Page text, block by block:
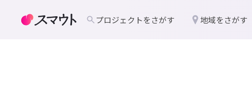
プロジェクトをさがす 地域をさがす